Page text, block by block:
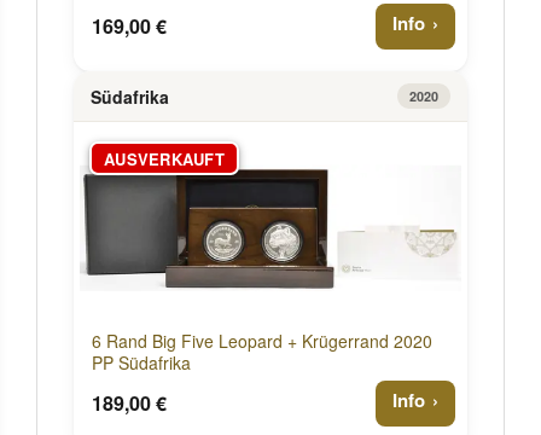
169,00 € Info
Südafrika 2020
AUSVERKAUFT
6 Rand Big Five Leopard + Krügerrand 2020
PP Südafrika
189,00 € Info